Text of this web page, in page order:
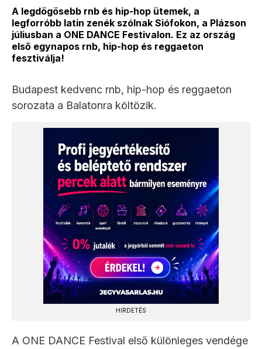
A legdögösebb rnb és hip-hop ütemek, a
legforróbb latin zenék szólnak Siófokon, a Plázson
júliusban a ONE DANCE Festivalon. Ez az ország
első egynapos rnb, hip-hop és reggaeton
fesztiválja!
Budapest kedvenc rnb, hip-hop és reggaeton
sorozata a Balatonra költözik.
HIRDETÉS
A ONE DANCE Festival első különleges vendége